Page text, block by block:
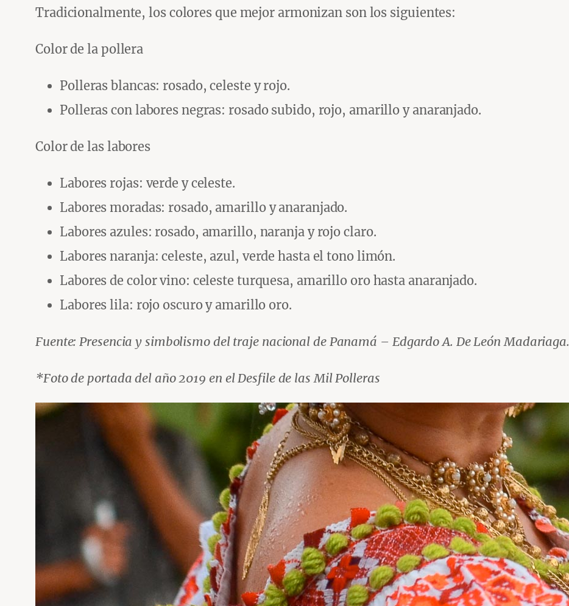
Tradicionalmente, los colores que mejor armonizan son los siguientes:
Color de la pollera
Polleras blancas: rosado, celeste y rojo.
Polleras con labores negras: rosado subido, rojo, amarillo y anaranjado.
Color de las labores
Labores rojas: verde y celeste.
Labores moradas: rosado, amarillo y anaranjado.
Labores azules: rosado, amarillo, naranja y rojo claro.
Labores naranja: celeste, azul, verde hasta el tono limón.
Labores de color vino: celeste turquesa, amarillo oro hasta anaranjado.
Labores lila: rojo oscuro y amarillo oro.
Fuente: Presencia y simbolismo del traje nacional de Panamá – Edgardo A. De León Madariaga.
*Foto de portada del año 2019 en el Desfile de las Mil Polleras